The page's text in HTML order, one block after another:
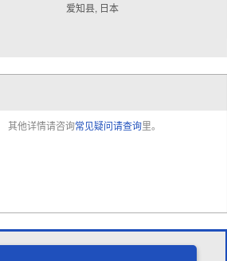
爱知县, 日本
其他详情请咨询常见疑问请查询里。